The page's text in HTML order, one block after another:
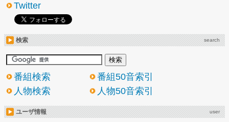
Twitter
検索 search
番組検索
番組50音索引
人物検索
人物50音索引
ユーザ情報 user